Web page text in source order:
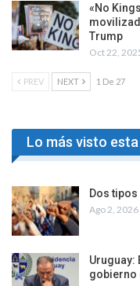
«No
Trump
Oct 22,
PREV NEXT 1 De 27
Lo más visto
Dos
Ago 2, 2026
Uruguay:
gobierno